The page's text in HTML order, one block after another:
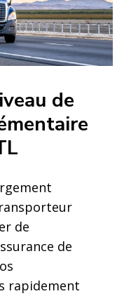
de
de
de
rapidement